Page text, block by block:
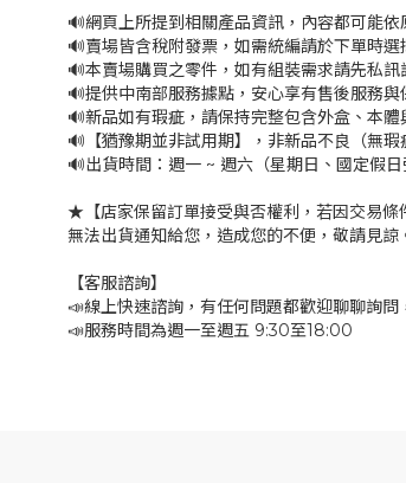
🔊網頁上所提到相關產品資訊，內容都可能
🔊賣場皆含稅附發票，如需統編請於下單時
🔊本賣場購買之零件，如有組裝需求請先私
🔊提供中南部服務據點，安心享有售後服務與
🔊新品如有瑕疵，請保持完整包含外盒、本
🔊【猶豫期並非試用期】，非新品不良（無
🔊出貨時間：週一 ~ 週六（星期日、國定假日
★【店家保留訂單接受與否權利，若因交易
無法出貨通知給您，造成您的不便，敬請見
【客服諮詢】
📣線上快速諮詢，有任何問題都歡迎聊聊詢問
📣服務時間為週一至週五 9:30至18:00